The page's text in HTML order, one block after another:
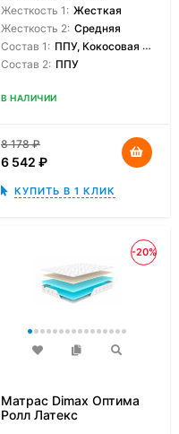
Жесткость 1: Жесткая
Жесткость 2: Средняя
Состав 1: ППУ, Кокосовая койра
Состав 2: ППУ
В НАЛИЧИИ
8 178₽
6 542 ₽
КУПИТЬ В 1 КЛИК
-20%
Матрас Dimax Оптима
Ролл Латекс